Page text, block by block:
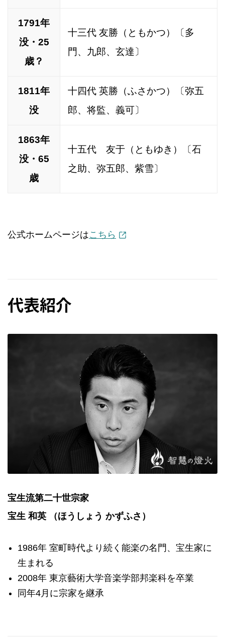
1791年
没・25
歳？
十三代 友勝（ともかつ）〔多
門、九郎、玄達〕
1811年
没
十四代 英勝（ふさかつ）〔弥五
郎、将監、義可〕
1863年
没・65
歳
十五代 友于（ともゆき）〔石
之助、弥五郎、紫雪〕
公式ホームページはこちら
代表紹介
宝生流第二十世宗家
宝生 和英 （ほうしょう かずふさ）
1986年 室町時代より続く能楽の名門、宝生家に
生まれる
2008年 東京藝術大学音楽学部邦楽科を卒業
同年4月に宗家を継承